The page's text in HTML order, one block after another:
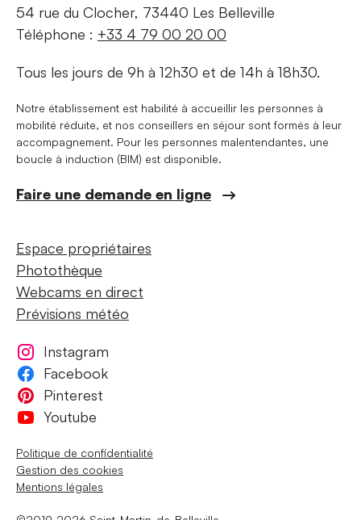
54 rue du Clocher, 73440 Les Belleville
Téléphone : +33 4 79 00 20 00
Tous les jours de 9h à 12h30 et de 14h à 18h30.
Notre établissement est habilité à accueillir les personnes à
mobilité réduite, et nos conseillers en séjour sont formés à leur
accompagnement. Pour les personnes malentendantes, une
boucle à induction (BIM) est disponible.
Faire une demande en ligne
Espace propriétaires
Photothèque
Webcams en direct
Prévisions météo
Instagram
Facebook
Pinterest
Youtube
Politique de confidentialité
Gestion des cookies
Mentions légales